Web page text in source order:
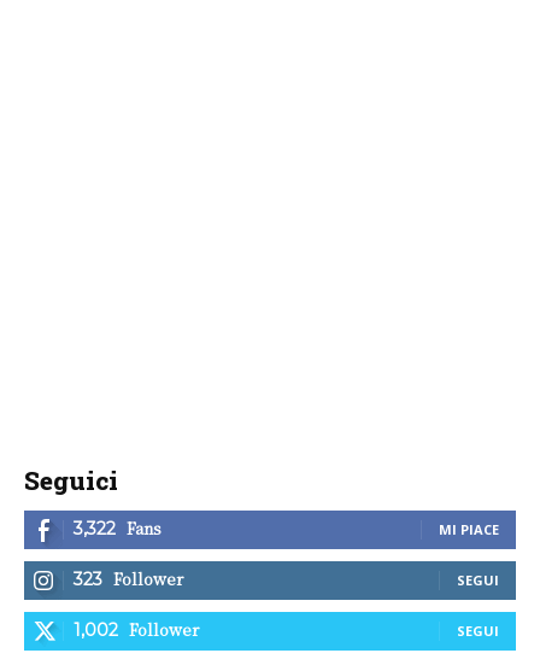
Seguici
3,322 Fans MI PIACE
323 Follower SEGUI
1,002 Follower SEGUI